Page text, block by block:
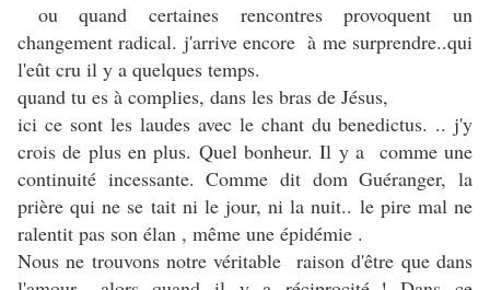
ou
quand certaines rencontres provoquent un
changement radical. j'arrive encore à me surprendre..qui
l'eût cru il y a quelques temps.
quand tu es à complies, dans les bras de Jésus,
ici ce sont les laudes avec le chant du benedictus. .. j'y
crois de plus en plus. Quel bonheur. Il y a comme une
continuité incessante. Comme dit dom Guéranger, la
prière qui ne se tait ni le jour, ni la nuit.. le pire mal ne
ralentit pas son élan , même une épidémie .
Nous ne trouvons notre véritable raison d'être que dans